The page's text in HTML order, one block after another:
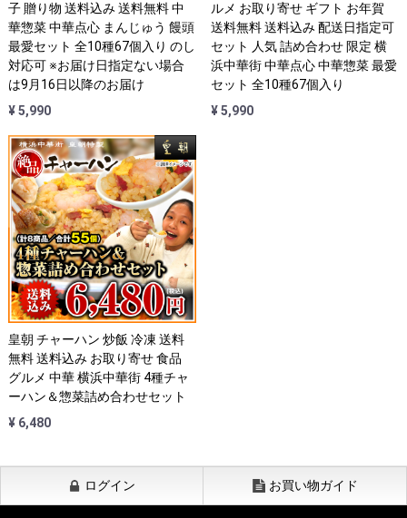
子 贈り物 送料込み 送料無料 中
華惣菜 中華点心 まんじゅう 饅頭
最愛セット 全10種67個入り のし
対応可 ※お届け日指定ない場合
は9月16日以降のお届け
¥ 5,990
ルメ お取り寄せ ギフト お年賀
送料無料 送料込み 配送日指定可
セット 人気 詰め合わせ 限定 横
浜中華街 中華点心 中華惣菜 最愛
セット 全10種67個入り
¥ 5,990
皇朝 チャーハン 炒飯 冷凍 送料
無料 送料込み お取り寄せ 食品
グルメ 中華 横浜中華街 4種チャ
ーハン＆惣菜詰め合わせセット
¥ 6,480
ログイン お買い物ガイド